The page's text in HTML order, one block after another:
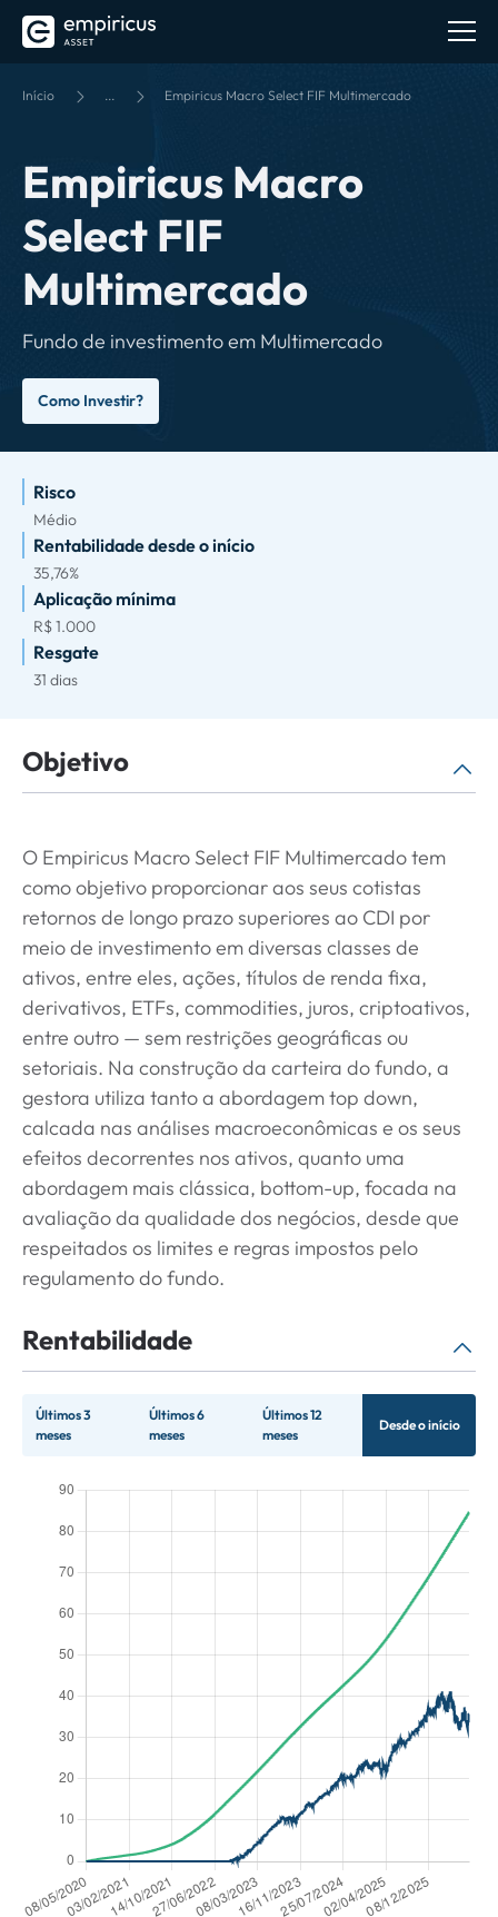
Início ... Empiricus Macro Select FIF Multimercado
Empiricus Macro
Select FIF
Multimercado
Fundo de investimento em Multimercado
Como Investir?
Risco
Médio
Rentabilidade desde o início
35,76%
Aplicação mínima
R$ 1.000
Resgate
31 dias
Objetivo
O Empiricus Macro Select FIF Multimercado tem
como objetivo proporcionar aos seus cotistas
retornos de longo prazo superiores ao CDI por
meio de investimento em diversas classes de
ativos, entre eles, ações, títulos de renda fixa,
derivativos, ETFs, commodities, juros, criptoativos,
entre outro — sem restrições geográficas ou
setoriais. Na construção da carteira do fundo, a
gestora utiliza tanto a abordagem top down,
calcada nas análises macroeconômicas e os seus
efeitos decorrentes nos ativos, quanto uma
abordagem mais clássica, bottom-up, focada na
avaliação da qualidade dos negócios, desde que
respeitados os limites e regras impostos pelo
regulamento do fundo.
Rentabilidade
Últimos 3
meses
Últimos 6
meses
Últimos 12
meses
Desde o início